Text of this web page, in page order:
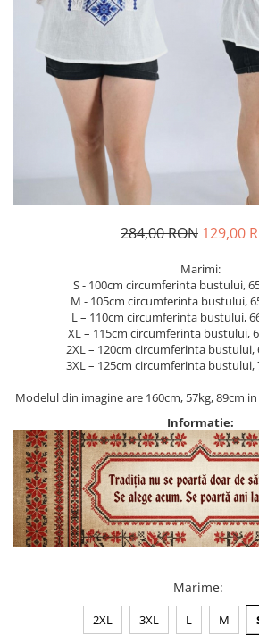
Treninguri
Ii traditionale
Rochii traditionale
Rochii Elegante
Costume populare
Fote & Catrinte
Jucarii
284,00 RON 129,00
Marimi:
S - 100cm circumferinta bustului,
M - 105cm circumferinta bustului,
L – 110cm circumferinta bustului,
XL – 115cm circumferinta bustului,
2XL – 120cm circumferinta bustului,
3XL – 125cm circumferinta bustului,
Modelul din imagine are 160cm, 57kg, 89cm
Informatie:
Marime:
2XL 3XL L M